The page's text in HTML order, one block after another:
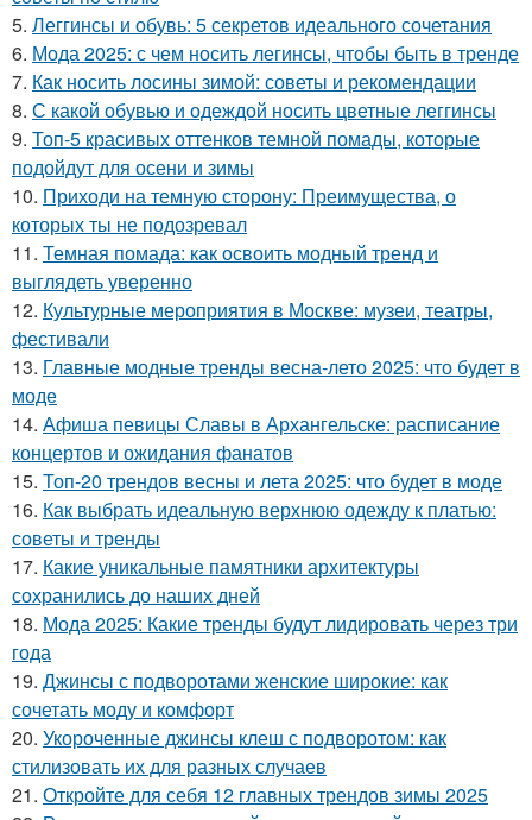
5. Леггинсы и обувь: 5 секретов идеального сочетания
6. Мода 2025: с чем носить легинсы, чтобы быть в тренде
7. Как носить лосины зимой: советы и рекомендации
8. С какой обувью и одеждой носить цветные леггинсы
9. Топ-5 красивых оттенков темной помады, которые
подойдут для осени и зимы
10. Приходи на темную сторону: Преимущества, о
которых ты не подозревал
11. Темная помада: как освоить модный тренд и
выглядеть уверенно
12. Культурные мероприятия в Москве: музеи, театры,
фестивали
13. Главные модные тренды весна-лето 2025: что будет в
моде
14. Афиша певицы Славы в Архангельске: расписание
концертов и ожидания фанатов
15. Топ-20 трендов весны и лета 2025: что будет в моде
16. Как выбрать идеальную верхнюю одежду к платью:
советы и тренды
17. Какие уникальные памятники архитектуры
сохранились до наших дней
18. Мода 2025: Какие тренды будут лидировать через три
года
19. Джинсы с подворотами женские широкие: как
сочетать моду и комфорт
20. Укороченные джинсы клеш с подворотом: как
стилизовать их для разных случаев
21. Откройте для себя 12 главных трендов зимы 2025